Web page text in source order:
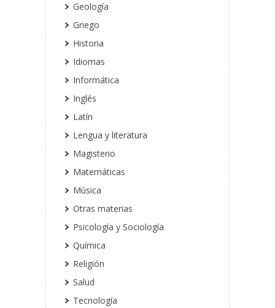
Geología
Griego
Historia
Idiomas
Informática
Inglés
Latín
Lengua y literatura
Magisterio
Matemáticas
Música
Otras materias
Psicología y Sociología
Química
Religión
Salud
Tecnología